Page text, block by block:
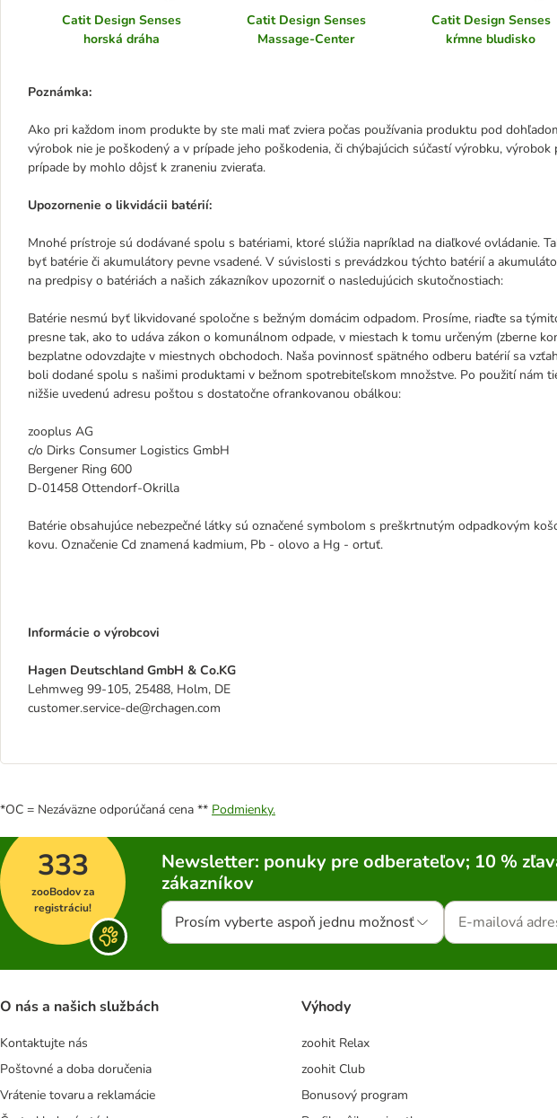
Catit Design Senses
horská dráha
Catit Design Senses
Massage-Center
Catit Design Senses
kŕmne bludisko
Poznámka:
Ako pri každom inom produkte by ste mali mať zviera počas používania produktu pod
výrobok nie je poškodený a v prípade jeho poškodenia, či chýbajúcich súčastí výrobku,
prípade by mohlo dôjsť k zraneniu zvieraťa.
Upozornenie o likvidácii batérií:
Mnohé prístroje sú dodávané spolu s batériami, ktoré slúžia napríklad na diaľkové ovládanie.
byť batérie či akumulátory pevne vsadené. V súvislosti s prevádzkou týchto batérií a
na predpisy o batériách a našich zákazníkov upozorniť o nasledujúcich skutočnostiach:
Batérie nesmú byť likvidované spoločne s bežným domácim odpadom. Prosíme, riaďte sa
presne tak, ako to udáva zákon o komunálnom odpade, v miestach k tomu určeným (zberne
bezplatne odovzdajte v miestnych obchodoch. Naša povinnosť spätného odberu batérií sa
boli dodané spolu s našimi produktami v bežnom spotrebiteľskom množstve. Po použití nám
nižšie uvedenú adresu poštou s dostatočne ofrankovanou obálkou:
zooplus AG
c/o Dirks Consumer Logistics GmbH
Bergener Ring 600
D-01458 Ottendorf-Okrilla
Batérie obsahujúce nebezpečné látky sú označené symbolom s preškrtnutým odpadkovým
kovu. Označenie Cd znamená kadmium, Pb - olovo a Hg - ortuť.
Informácie o výrobcovi
Hagen Deutschland GmbH & Co.KG
Lehmweg 99-105, 25488, Holm, DE
customer.service-de@rchagen.com
*OC = Nezáväzne odporúčaná cena ** Podmienky.
333
zooBodov za
registráciu!
Newsletter: ponuky pre odberateľov; 10 %
zákazníkov
Prosím vyberte aspoň jednu možnosť
O nás a našich službách
Kontaktujte nás
Poštovné a doba doručenia
Vrátenie tovaru a reklamácie
Výhody
zoohit Relax
zoohit Club
Bonusový program